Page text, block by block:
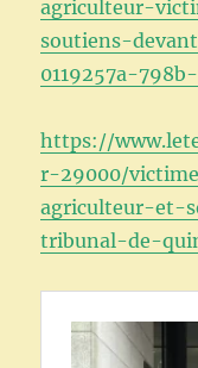
agriculteur-
soutiens-
0119257a-
https://
r-29000/
agriculteur-et-
tribunal-de-